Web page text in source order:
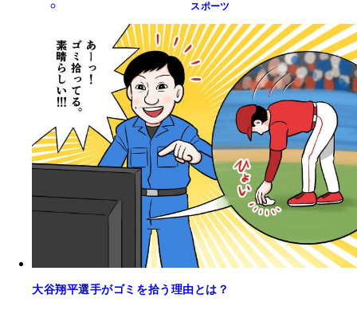
スポーツ
大谷翔平選手がゴミを拾う理由とは？